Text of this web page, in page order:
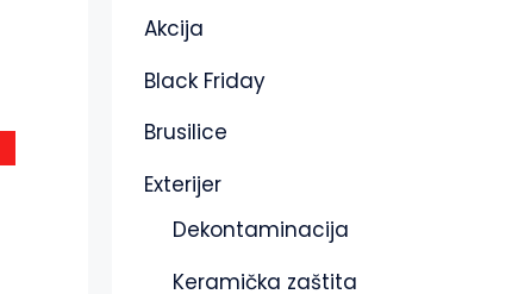
Akcija
Black Friday
Brusilice
Exterijer
Dekontaminacija
Keramička zaštita